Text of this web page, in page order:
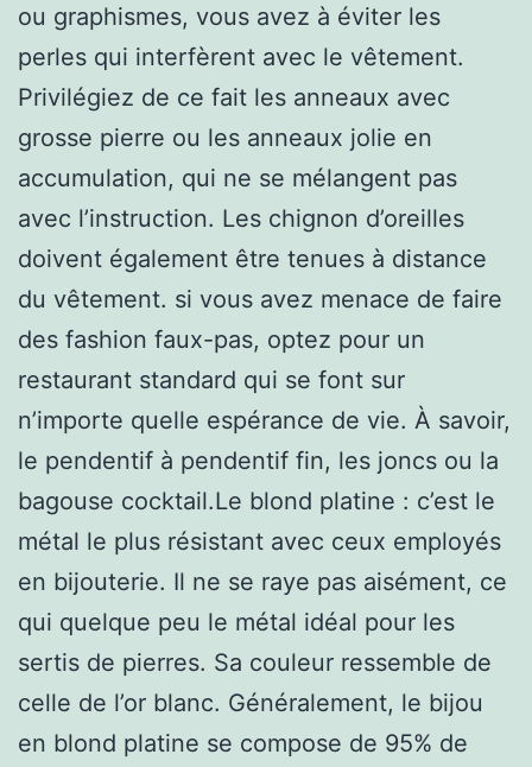
ou graphismes, vous avez à éviter les
perles qui interfèrent avec le vêtement.
Privilégiez de ce fait les anneaux avec
grosse pierre ou les anneaux jolie en
accumulation, qui ne se mélangent pas
avec l’instruction. Les chignon d’oreilles
doivent également être tenues à distance
du vêtement. si vous avez menace de faire
des fashion faux-pas, optez pour un
restaurant standard qui se font sur
n’importe quelle espérance de vie. À savoir,
le pendentif à pendentif fin, les joncs ou la
bagouse cocktail.Le blond platine : c’est le
métal le plus résistant avec ceux employés
en bijouterie. Il ne se raye pas aisément, ce
qui quelque peu le métal idéal pour les
sertis de pierres. Sa couleur ressemble de
celle de l’or blanc. Généralement, le bijou
en blond platine se compose de 95% de